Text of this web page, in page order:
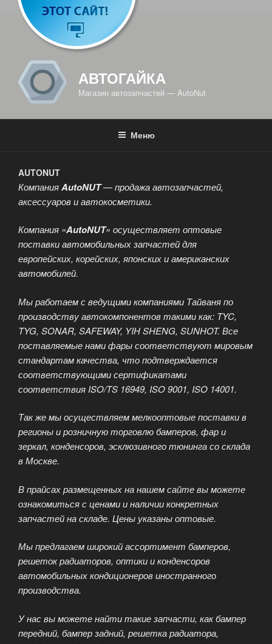
АВТОГАЙКА
Магазин автозапчастей — AutoNut
Меню
AUTONUT
КомпанияAutoNUT— продажа автозапчастей,
аксессуаров и автокосметики.
Компания «AutoNUT» осуществляет оптовые
поставки автомобильных запчастей для
европейских, корейских, японских и американских
автомобилей.
Мы работаем с ведущими компаниями Тайваня по
производству автокомпонентов такими как: TYC,
TYG, SONAR, SAFEWAY, YIH SHENG, SUNHOT. Все
поставляемые нами фары соответствуют мировым
стандартам качества, что подтверждается
соответствующими сертификатами
соответствия ISO/TS 16949, ISO 9001, ISO 14001.
Так же мы осуществляем мелкооптовые поставки в
регионы и розничную торговлю бамперов, фар и
зеркал, конденсоров, эсклюзивного тюнинга со склада
в Москве.
В прайсах размещенных на нашем сайте вы можете
ознакомиться с ценами и наличии конкретных
запчастей на складе. Цены указаны оптовые.
Мы предлагаем широкий ассортимент бамперов,
решеток радиаторов, оптики и конденсоров
автомобильных кондиционеров иностранного
производства.
У нас вы можете найти такие запчасти, как бампер
передний, бампер задний, решетка радиатора,